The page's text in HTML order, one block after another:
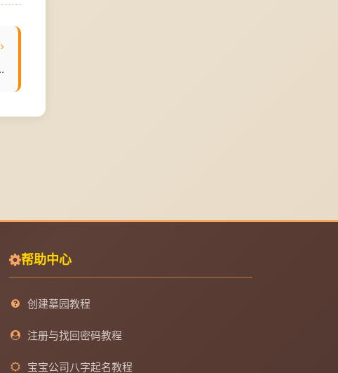
帮助中心
创建墓园教程
注册与找回密码教程
宝宝公司八字起名教程